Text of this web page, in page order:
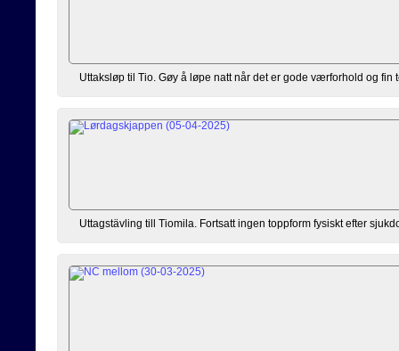
Uttaksløp til Tio. Gøy å løpe natt når det er gode værforhold og
Uttagstävling till Tiomila. Fortsatt ingen toppform fysiskt efter